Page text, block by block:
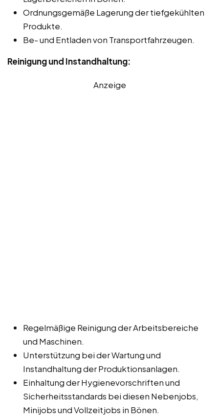
Ordnungsgemäße Lagerung der tiefgekühlten
Produkte.
Be- und Entladen von Transportfahrzeugen.
Reinigung und Instandhaltung:
Anzeige
Regelmäßige Reinigung der Arbeitsbereiche
und Maschinen.
Unterstützung bei der Wartung und
Instandhaltung der Produktionsanlagen.
Einhaltung der Hygienevorschriften und
Sicherheitsstandards bei diesen Nebenjobs,
Minijobs und Vollzeitjobs in Bönen.